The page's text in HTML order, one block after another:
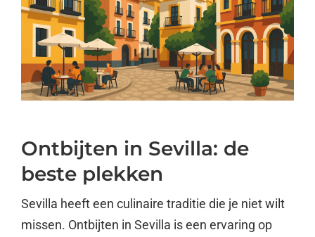
Ontbijten in Sevilla: de
beste plekken
Sevilla heeft een culinaire traditie die je niet wilt
missen. Ontbijten in Sevilla is een ervaring op